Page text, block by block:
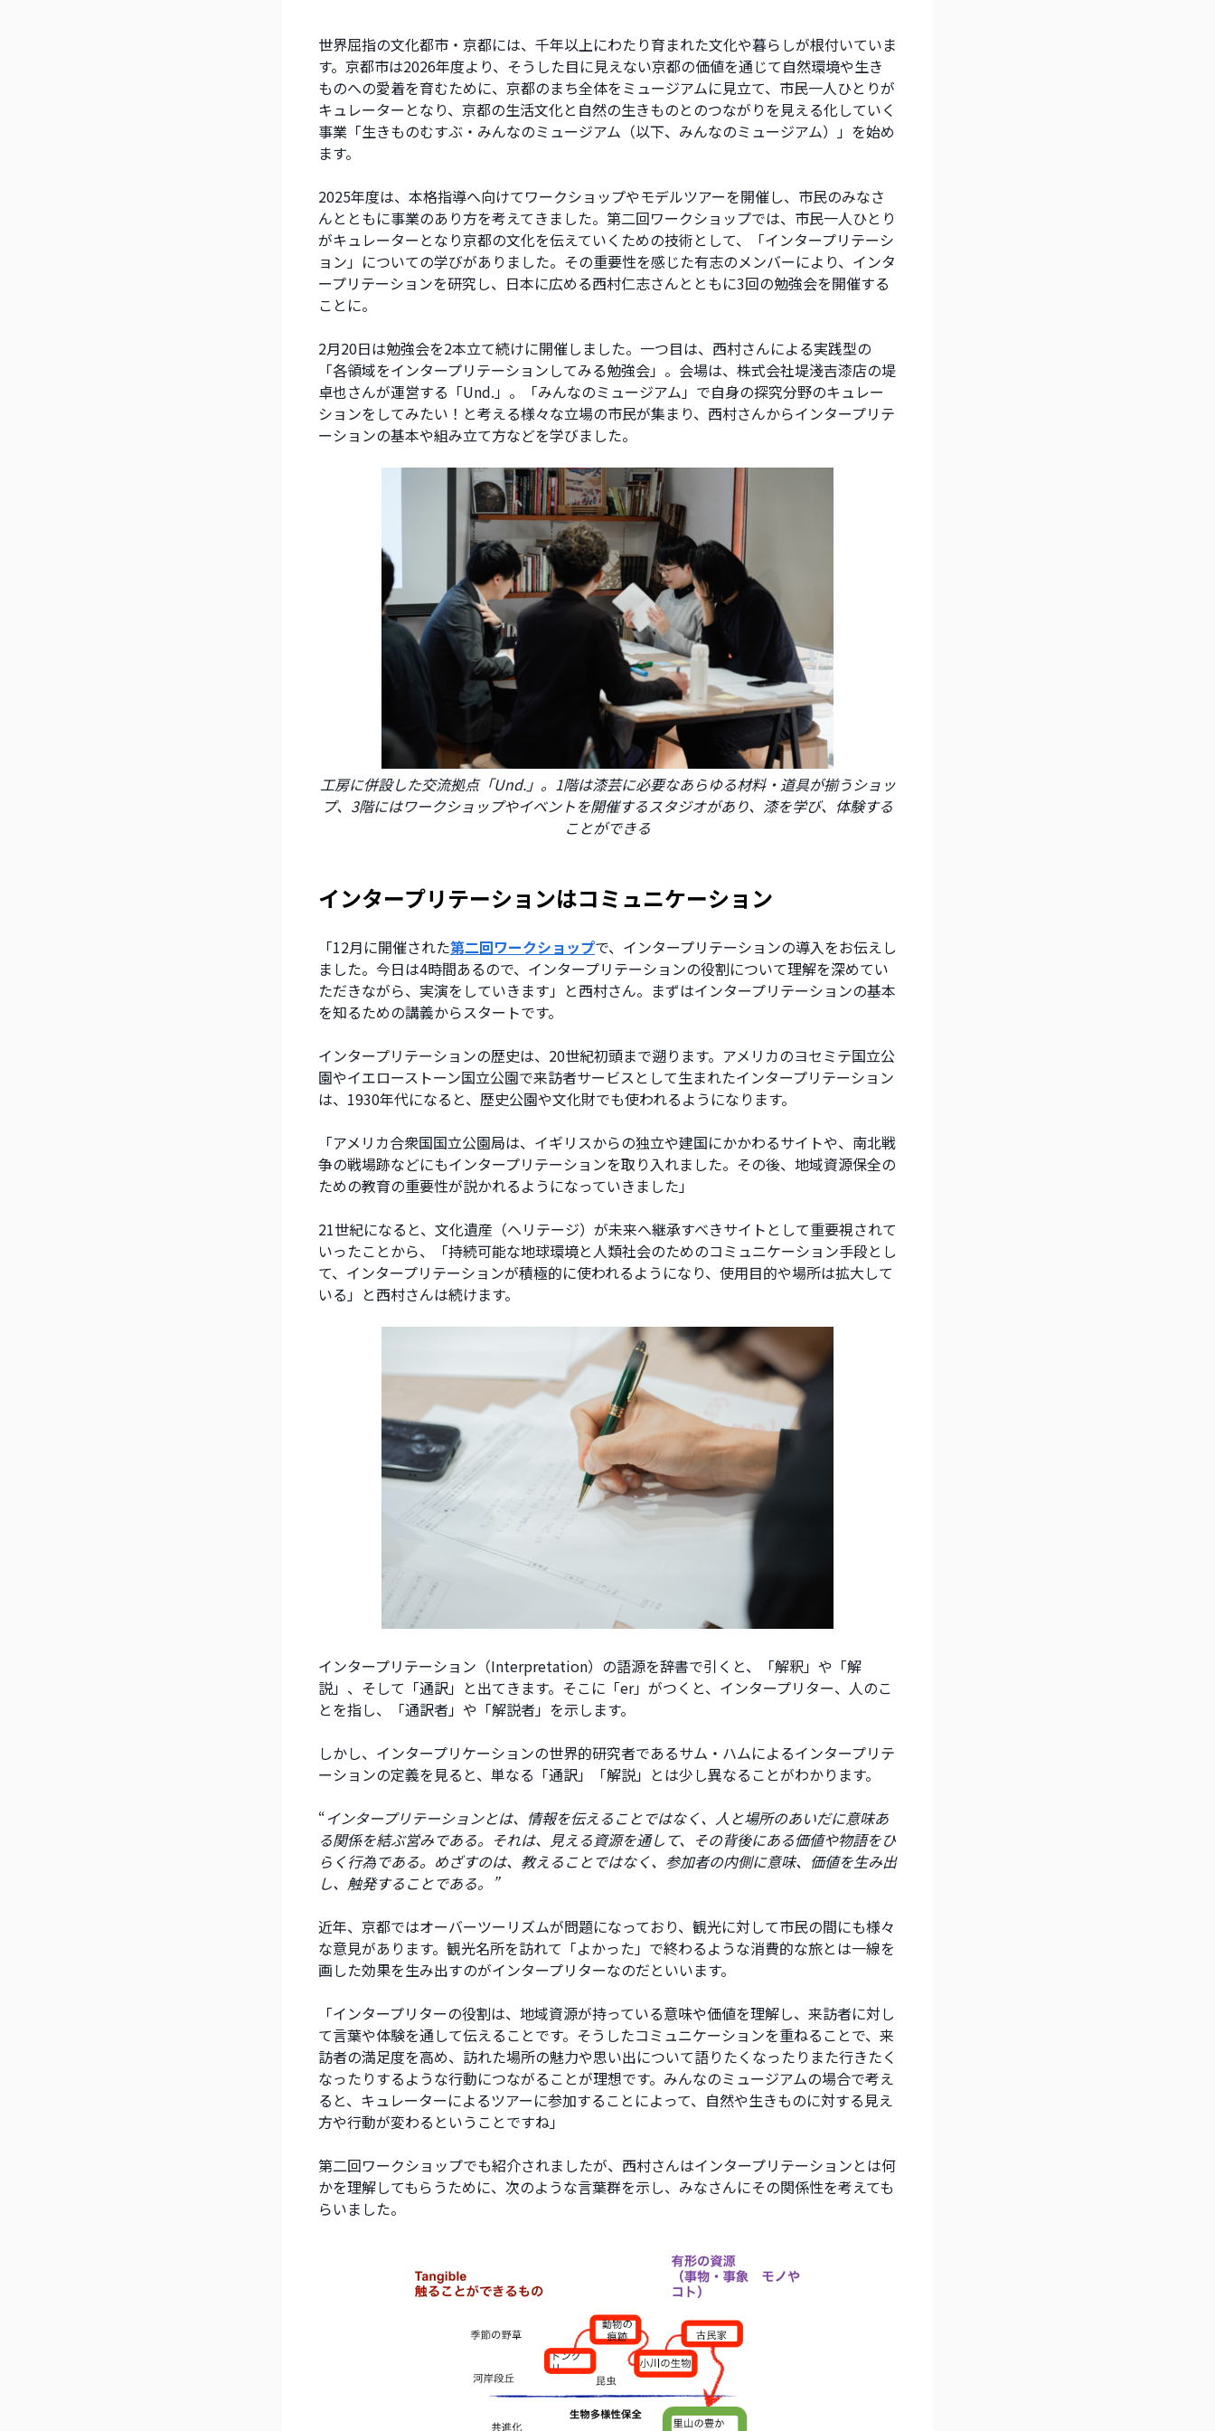
世界屈指の文化都市・京都には、千年以上にわたり育まれた文化や暮らしが根付いていま
す。京都市は2026年度より、そうした目に見えない京都の価値を通じて自然環境や生き
ものへの愛着を育むために、京都のまち全体をミュージアムに見立て、市民一人ひとりが
キュレーターとなり、京都の生活文化と自然の生きものとのつながりを見える化していく
事業「生きものむすぶ・みんなのミュージアム（以下、みんなのミュージアム）」を始め
ます。
2025年度は、本格指導へ向けてワークショップやモデルツアーを開催し、市民のみなさ
んとともに事業のあり方を考えてきました。第二回ワークショップでは、市民一人ひとり
がキュレーターとなり京都の文化を伝えていくための技術として、「インタープリテーシ
ョン」についての学びがありました。その重要性を感じた有志のメンバーにより、インタ
ープリテーションを研究し、日本に広める西村仁志さんとともに3回の勉強会を開催する
ことに。
2月20日は勉強会を2本立て続けに開催しました。一つ目は、西村さんによる実践型の
「各領域をインタープリテーションしてみる勉強会」。会場は、株式会社堤淺吉漆店の堤
卓也さんが運営する「Und.」。「みんなのミュージアム」で自身の探究分野のキュレー
ションをしてみたい！と考える様々な立場の市民が集まり、西村さんからインタープリテ
ーションの基本や組み立て方などを学びました。
工房に併設した交流拠点「Und.」。1階は漆芸に必要なあらゆる材料・道具が揃うショッ
プ、3階にはワークショップやイベントを開催するスタジオがあり、漆を学び、体験する
ことができる
インタープリテーションはコミュニケーション
「12月に開催された第二回ワークショップで、インタープリテーションの導入をお伝えし
ました。今日は4時間あるので、インタープリテーションの役割について理解を深めてい
ただきながら、実演をしていきます」と西村さん。まずはインタープリテーションの基本
を知るための講義からスタートです。
インタープリテーションの歴史は、20世紀初頭まで遡ります。アメリカのヨセミテ国立公
園やイエローストーン国立公園で来訪者サービスとして生まれたインタープリテーション
は、1930年代になると、歴史公園や文化財でも使われるようになります。
「アメリカ合衆国国立公園局は、イギリスからの独立や建国にかかわるサイトや、南北戦
争の戦場跡などにもインタープリテーションを取り入れました。その後、地域資源保全の
ための教育の重要性が説かれるようになっていきました」
21世紀になると、文化遺産（ヘリテージ）が未来へ継承すべきサイトとして重要視されて
いったことから、「持続可能な地球環境と人類社会のためのコミュニケーション手段とし
て、インタープリテーションが積極的に使われるようになり、使用目的や場所は拡大して
いる」と西村さんは続けます。
インタープリテーション（Interpretation）の語源を辞書で引くと、「解釈」や「解
説」、そして「通訳」と出てきます。そこに「er」がつくと、インタープリター、人のこ
とを指し、「通訳者」や「解説者」を示します。
しかし、インタープリケーションの世界的研究者であるサム・ハムによるインタープリテ
ーションの定義を見ると、単なる「通訳」「解説」とは少し異なることがわかります。
“インタープリテーションとは、情報を伝えることではなく、人と場所のあいだに意味あ
る関係を結ぶ営みである。それは、見える資源を通して、その背後にある価値や物語をひ
らく行為である。めざすのは、教えることではなく、参加者の内側に意味、価値を生み出
し、触発することである。”
近年、京都ではオーバーツーリズムが問題になっており、観光に対して市民の間にも様々
な意見があります。観光名所を訪れて「よかった」で終わるような消費的な旅とは一線を
画した効果を生み出すのがインタープリターなのだといいます。
「インタープリターの役割は、地域資源が持っている意味や価値を理解し、来訪者に対し
て言葉や体験を通して伝えることです。そうしたコミュニケーションを重ねることで、来
訪者の満足度を高め、訪れた場所の魅力や思い出について語りたくなったりまた行きたく
なったりするような行動につながることが理想です。みんなのミュージアムの場合で考え
ると、キュレーターによるツアーに参加することによって、自然や生きものに対する見え
方や行動が変わるということですね」
第二回ワークショップでも紹介されましたが、西村さんはインタープリテーションとは何
かを理解してもらうために、次のような言葉群を示し、みなさんにその関係性を考えても
らいました。